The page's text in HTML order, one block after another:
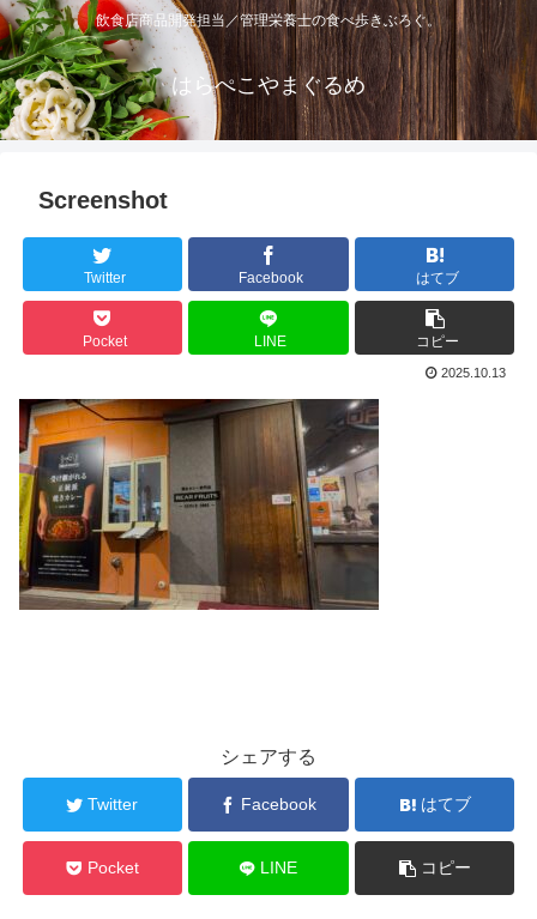
飲食店商品開発担当／管理栄養士の食べ歩きぶろぐ。
はらぺこやまぐるめ
Screenshot
Twitter Facebook はてブ
Pocket LINE コピー
2025.10.13
シェアする
Twitter Facebook はてブ
Pocket LINE コピー